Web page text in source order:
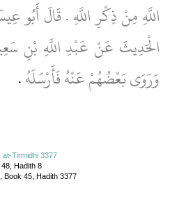
اللَّهِ مِنْ ذِكْرِ اللَّهِ ‏.‏ قَالَ
الْحَدِيثَ عَنْ عَبْدِ اللَّهِ بْنِ
وَرَوَى بَعْضُهُمْ عَنْهُ فَأَرْسَلَهُ‏.‏
at-Tirmidhi 3377
48, Hadith 8
Book 45, Hadith 3377